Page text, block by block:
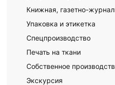
Книжная, газетно-
Упаковка и этикетка
Спецпроизводство
Печать на ткани
Собственное
Экскурсия